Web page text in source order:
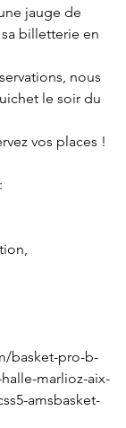
jauge de
billetterie en
nous
le soir du
vos places !
basket-pro-b-
marlioz-aix-
amsbasket-